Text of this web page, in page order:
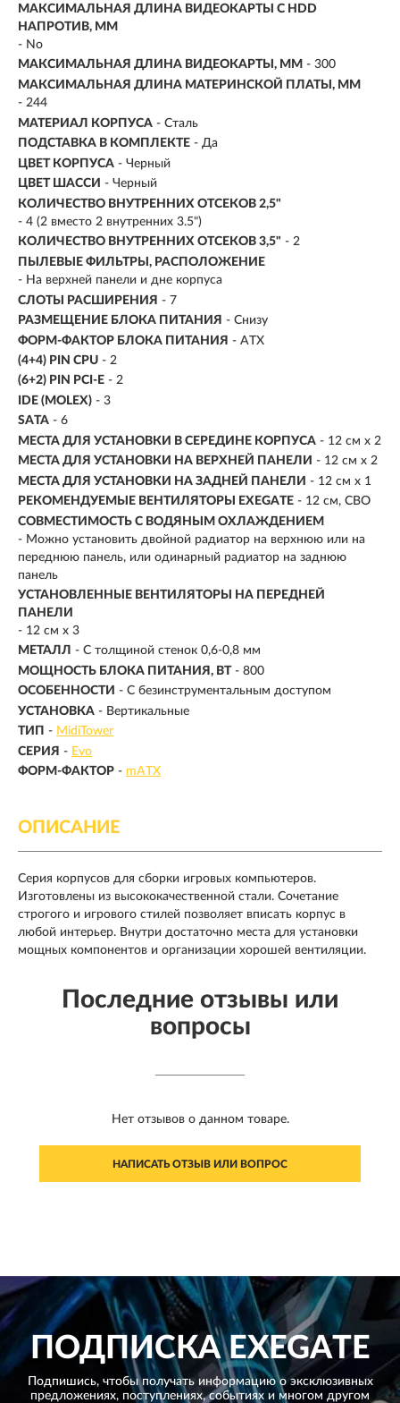
МАКСИМАЛЬНАЯ ДЛИНА ВИДЕОКАРТЫ С HDD
НАПРОТИВ, ММ
- No
МАКСИМАЛЬНАЯ ДЛИНА ВИДЕОКАРТЫ, ММ - 300
МАКСИМАЛЬНАЯ ДЛИНА МАТЕРИНСКОЙ ПЛАТЫ, ММ
- 244
МАТЕРИАЛ КОРПУСА - Сталь
ПОДСТАВКА В КОМПЛЕКТЕ - Да
ЦВЕТ КОРПУСА - Черный
ЦВЕТ ШАССИ - Черный
КОЛИЧЕСТВО ВНУТРЕННИХ ОТСЕКОВ 2,5"
- 4 (2 вместо 2 внутренних 3.5")
КОЛИЧЕСТВО ВНУТРЕННИХ ОТСЕКОВ 3,5" - 2
ПЫЛЕВЫЕ ФИЛЬТРЫ, РАСПОЛОЖЕНИЕ
- На верхней панели и дне корпуса
СЛОТЫ РАСШИРЕНИЯ - 7
РАЗМЕЩЕНИЕ БЛОКА ПИТАНИЯ - Снизу
ФОРМ-ФАКТОР БЛОКА ПИТАНИЯ - ATX
(4+4) PIN CPU - 2
(6+2) PIN PCI-E - 2
IDE (MOLEX) - 3
SATA - 6
МЕСТА ДЛЯ УСТАНОВКИ В СЕРЕДИНЕ КОРПУСА - 12 см x 2
МЕСТА ДЛЯ УСТАНОВКИ НА ВЕРXНЕЙ ПАНЕЛИ - 12 см x 2
МЕСТА ДЛЯ УСТАНОВКИ НА ЗАДНЕЙ ПАНЕЛИ - 12 см x 1
РЕКОМЕНДУЕМЫЕ ВЕНТИЛЯТОРЫ EXEGATE - 12 см, СВО
СОВМЕСТИМОСТЬ С ВОДЯНЫМ ОХЛАЖДЕНИЕМ
- Можно установить двойной радиатор на верхнюю или на
переднюю панель, или одинарный радиатор на заднюю
панель
УСТАНОВЛЕННЫЕ ВЕНТИЛЯТОРЫ НА ПЕРЕДНЕЙ
ПАНЕЛИ
- 12 см x 3
МЕТАЛЛ - С толщиной стенок 0,6-0,8 мм
МОЩНОСТЬ БЛОКА ПИТАНИЯ, ВТ - 800
ОСОБЕННОСТИ - С безинструментальным доступом
УСТАНОВКА - Вертикальные
ТИП - MidiTower
СЕРИЯ - Evo
ФОРМ-ФАКТОР - mATX
ОПИСАНИЕ
Серия корпусов для сборки игровых компьютеров.
Изготовлены из высококачественной стали. Сочетание
строгого и игрового стилей позволяет вписать корпус в
любой интерьер. Внутри достаточно места для установки
мощных компонентов и организации хорошей вентиляции.
Последние отзывы или
вопросы
Нет отзывов о данном товаре.
НАПИСАТЬ ОТЗЫВ ИЛИ ВОПРОС
ПОДПИСКАEXEGATE
Подпишись, чтобы получать информацию о эксклюзивных
предложениях, поступлениях, событиях и многом другом